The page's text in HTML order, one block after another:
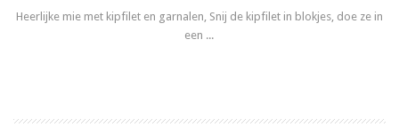
Heerlijke mie met kipfilet en garnalen, Snij de kipfilet in blokjes, doe ze in
een ...